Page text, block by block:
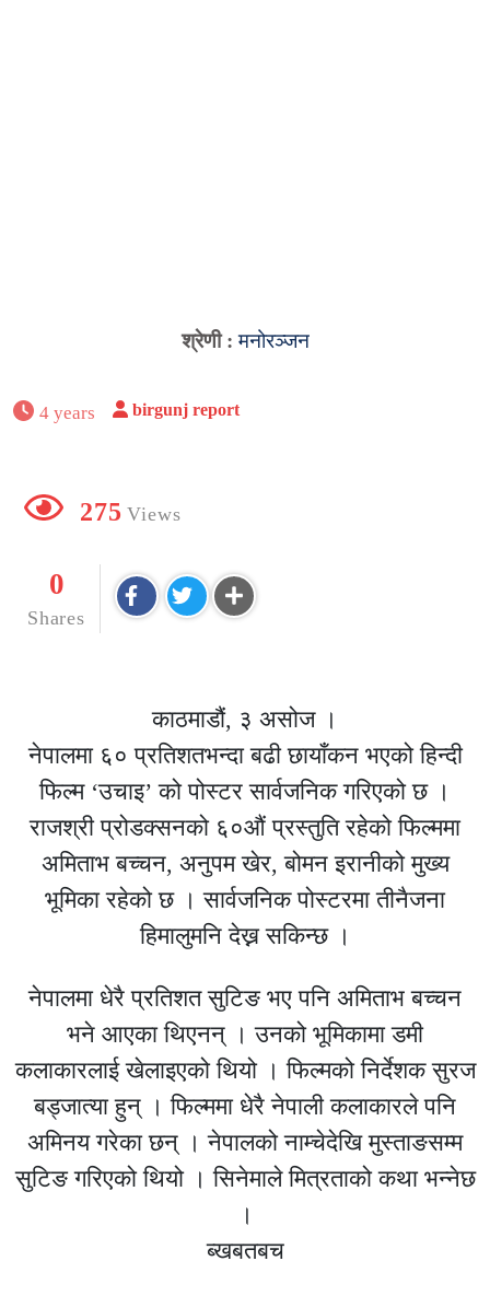
श्रेणी :मनोरञ्जन
4 years birgunj report
275 Views
0
Shares
काठमाडौं, ३ असोज ।
नेपालमा ६० प्रतिशतभन्दा बढी छायाँकन भएको हिन्दी
फिल्म ‘उचाइ’ को पोस्टर सार्वजनिक गरिएको छ ।
राजश्री प्रोडक्सनको ६०औं प्रस्तुति रहेको फिल्ममा
अमिताभ बच्चन, अनुपम खेर, बोमन इरानीको मुख्य
भूमिका रहेको छ । सार्वजनिक पोस्टरमा तीनैजना
हिमालुमनि देख्न सकिन्छ ।
नेपालमा धेरै प्रतिशत सुटिङ भए पनि अमिताभ बच्चन
भने आएका थिएनन् । उनको भूमिकामा डमी
कलाकारलाई खेलाइएको थियो । फिल्मको निर्देशक सुरज
बड्जात्या हुन् । फिल्ममा धेरै नेपाली कलाकारले पनि
अमिनय गरेका छन् । नेपालको नाम्चेदेखि मुस्ताङसम्म
सुटिङ गरिएको थियो । सिनेमाले मित्रताको कथा भन्नेछ
।
ब्खबतबच